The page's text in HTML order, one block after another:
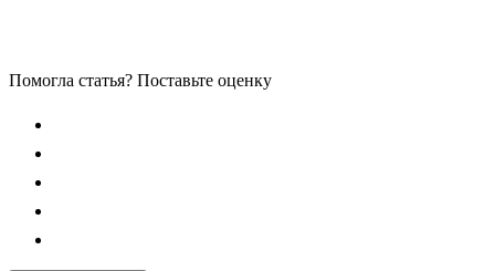
Помогла статья? Поставьте оценку